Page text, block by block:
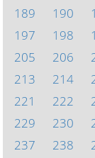
189
190
197
198
205
206
213
214
221
222
229
230
237
238